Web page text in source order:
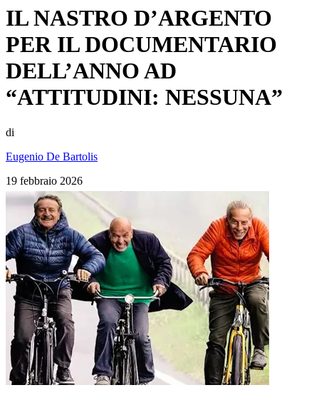
IL NASTRO D’ARGENTO
PER IL DOCUMENTARIO
DELL’ANNO AD
“ATTITUDINI: NESSUNA”
di
Eugenio De Bartolis
19 febbraio 2026